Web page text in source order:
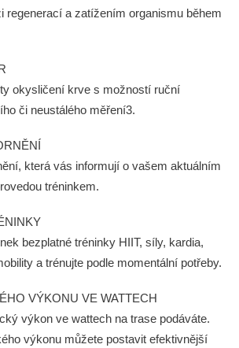
regenerací a zatížením organismu během
okysličení krve s možností ruční
či neustálého měření3.
která vás informují o vašem aktuálním
tréninkem.
bezplatné tréninky HIIT, síly, kardia,
a trénujte podle momentální potřeby.
VÝKONU VE WATTECH
výkon ve wattech na trase podáváte.
výkonu můžete postavit efektivnější